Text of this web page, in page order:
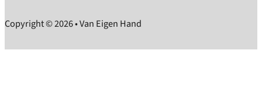
Copyright © 2026 • Van Eigen Hand